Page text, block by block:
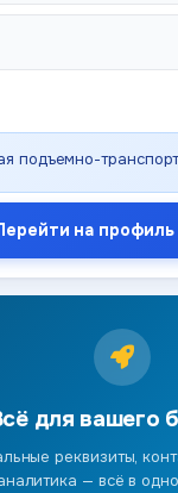
подъемно-
на
для вашего
реквизиты,
— всё в